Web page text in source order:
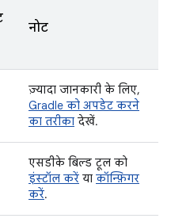
नोट
ज़्यादा जानकारी के लिए,
Gradle को अपडेट करने
का तरीका देखें.
एसडीके बिल्ड टूल को
इंस्टॉल करें या कॉन्फ़िगर
करें.